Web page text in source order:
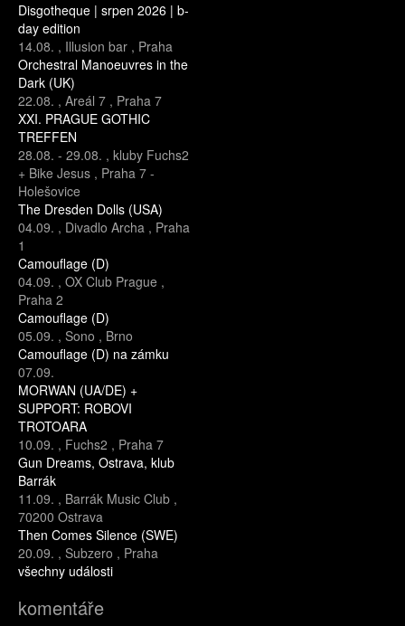
Disgotheque | srpen 2026 | b-
day edition
14.08. , Illusion bar , Praha
Orchestral Manoeuvres in the
Dark (UK)
22.08. , Areál 7 , Praha 7
XXI. PRAGUE GOTHIC
TREFFEN
28.08. - 29.08. , kluby Fuchs2
+ Bike Jesus , Praha 7 -
Holešovice
The Dresden Dolls (USA)
04.09. , Divadlo Archa , Praha
1
Camouflage (D)
04.09. , OX Club Prague ,
Praha 2
Camouflage (D)
05.09. , Sono , Brno
Camouflage (D) na zámku
07.09.
MORWAN (UA/DE) +
SUPPORT: ROBOVI
TROTOARA
10.09. , Fuchs2 , Praha 7
Gun Dreams, Ostrava, klub
Barrák
11.09. , Barrák Music Club ,
70200 Ostrava
Then Comes Silence (SWE)
20.09. , Subzero , Praha
všechny události
komentáře